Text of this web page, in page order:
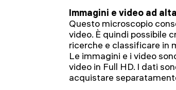
Immagini e video ad
Questo microscopio
video. È quindi possibile
ricerche e classificare in
Le immagini e i video
video in Full HD. I dati
acquistare